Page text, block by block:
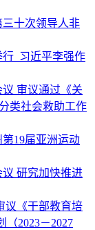
十次领导人非
行 习近平李强作
审议通过《关
类社会救助工作
19届亚洲运动
研究加快推进
议《干部教育培
2023－2027